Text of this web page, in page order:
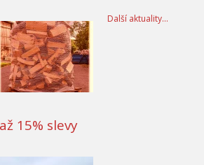
15% slevy
Další aktuality...